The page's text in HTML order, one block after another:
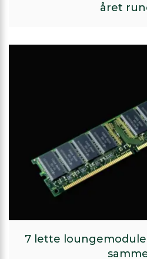
året
7 lette